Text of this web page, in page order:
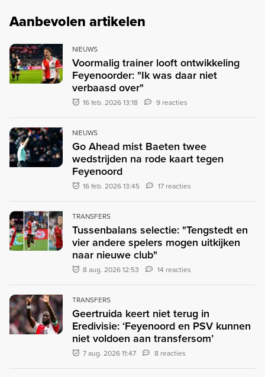
Aanbevolen artikelen
NIEUWS
Voormalig trainer looft ontwikkeling
Feyenoorder: "Ik was daar niet
verbaasd over"
16 feb. 2026 13:18 9 reacties
NIEUWS
Go Ahead mist Baeten twee
wedstrijden na rode kaart tegen
Feyenoord
16 feb. 2026 13:45 17 reacties
TRANSFERS
Tussenbalans selectie: "Tengstedt en
vier andere spelers mogen uitkijken
naar nieuwe club"
8 aug. 2026 12:53 14 reacties
TRANSFERS
Geertruida keert niet terug in
Eredivisie: ‘Feyenoord en PSV kunnen
niet voldoen aan transfersom’
7 aug. 2026 11:47 8 reacties